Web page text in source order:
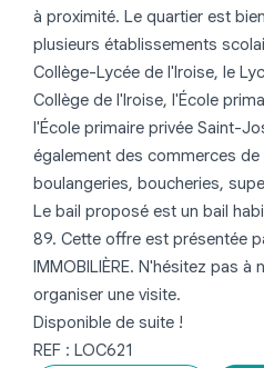
à proximité. Le quartier est
plusieurs établissements
Collège-Lycée de l'Iroise, le
Collège de l'Iroise, l'École
l'École primaire privée Saint-
également des commerces
boulangeries, boucheries,
Le bail proposé est un bail
89. Cette offre est présentée
IMMOBILIÈRE. N'hésitez pas
organiser une visite.
Disponible de suite !
REF : LOC621